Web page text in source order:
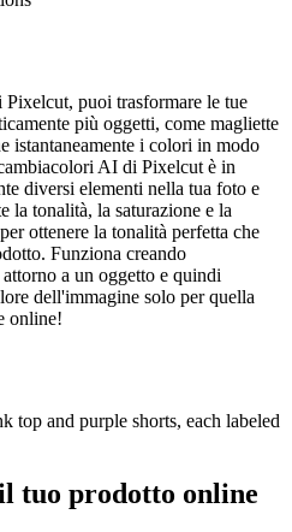
puoi trasformare le tue
più oggetti, come magliette
istantaneamente i colori in modo
AI di Pixelcut è in
diversi elementi nella tua foto e
la tonalità, la saturazione e la
ottenere la tonalità perfetta che
Funziona creando
a un oggetto e quindi
dell'immagine solo per quella
online!
tuo prodotto online